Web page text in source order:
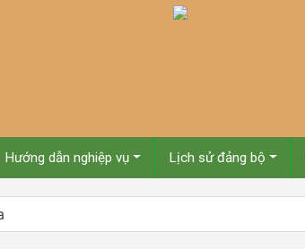
Hướng dẫn nghiệp vụ Lịch sử đảng bộ